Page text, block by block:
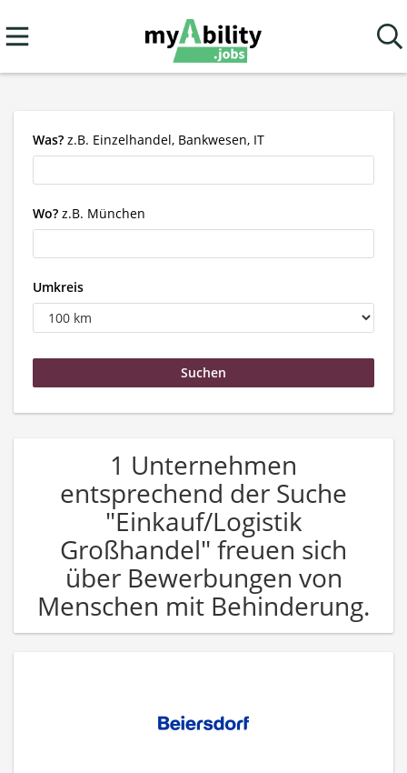
Was? z.B. Einzelhandel, Bankwesen, IT
Wo? z.B. München
Umkreis
1 Unternehmen
entsprechend der Suche
"Einkauf/Logistik
Großhandel" freuen sich
über Bewerbungen von
Menschen mit Behinderung.